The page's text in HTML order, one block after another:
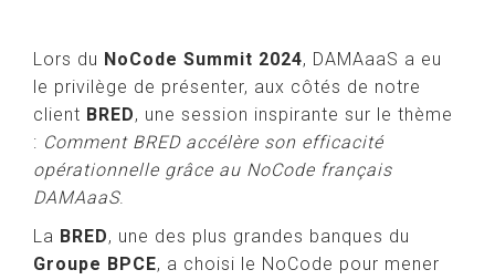
Lors du NoCode Summit 2024, DAMAaaS a eu
le privilège de présenter, aux côtés de notre
client BRED, une session inspirante sur le thème
: Comment BRED accélère son efficacité
opérationnelle grâce au NoCode français
DAMAaaS.
La BRED, une des plus grandes banques du
Groupe BPCE, a choisi le NoCode pour mener